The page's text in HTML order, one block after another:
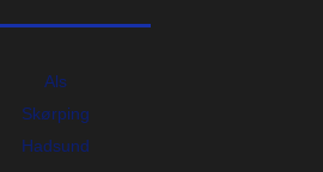
Als
Skørping
Hadsund